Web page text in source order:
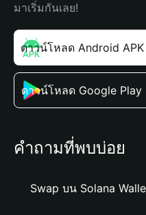
มาเริ่มกันเลย!
ดาวน์โหลด Android APK
ดาวน์โหลด Google Play
คำถามที่พบบ่อย
Swap บน Solana